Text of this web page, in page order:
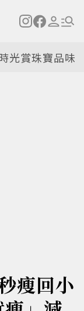
光賞珠寶品味
瘦回小